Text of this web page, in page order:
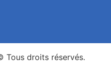
Tous droits réservés.